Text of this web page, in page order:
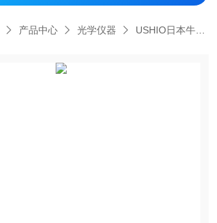
产品中心 光学仪器 USHIO日本牛尾